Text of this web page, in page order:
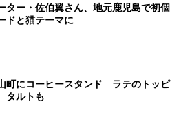
ター・佐伯翼さん、地元鹿児島で初個
と猫テーマに
町にコーヒースタンド ラテのトッピ
タルトも